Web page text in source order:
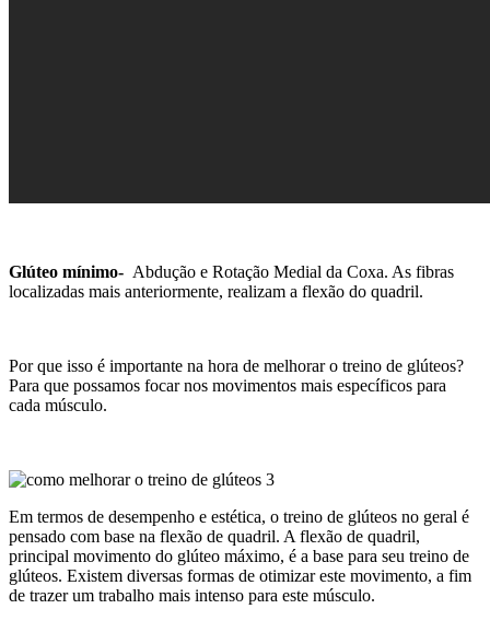
Glúteo mínimo- Abdução e Rotação Medial da Coxa. As fibras
localizadas mais anteriormente, realizam a flexão do quadril.
Por que isso é importante na hora de melhorar o treino de glúteos?
Para que possamos focar nos movimentos mais específicos para
cada músculo.
Em termos de desempenho e estética, o treino de glúteos no geral é
pensado com base na flexão de quadril. A flexão de quadril,
principal movimento do glúteo máximo, é a base para seu treino de
glúteos. Existem diversas formas de otimizar este movimento, a fim
de trazer um trabalho mais intenso para este músculo.